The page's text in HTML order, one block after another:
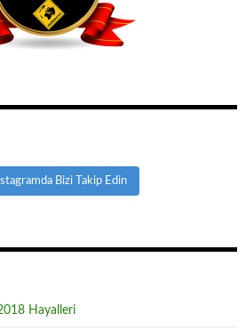
Bizi Takip Edin
Hayalleri